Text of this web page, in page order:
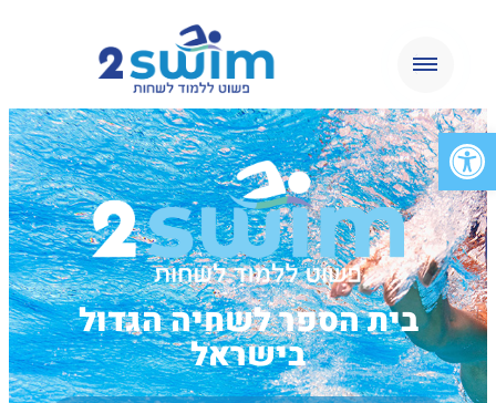
פתח סרגל נגישות
בית הספר לשחיה הגדול
בישראל